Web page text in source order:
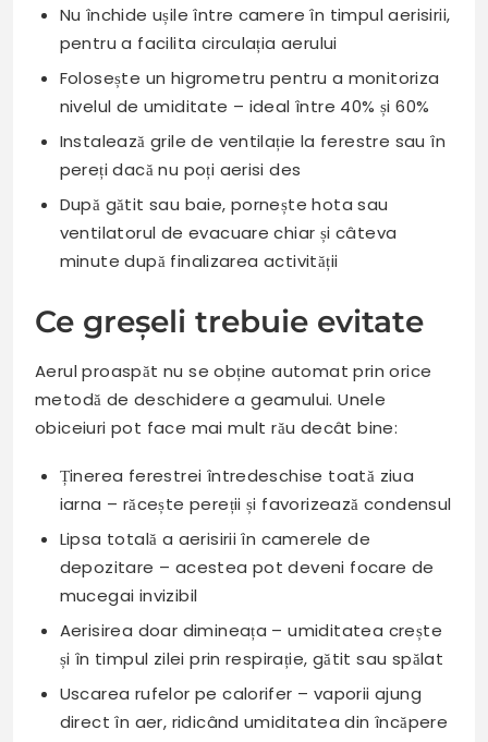
Nu închide ușile între camere în timpul aerisirii,
pentru a facilita circulația aerului
Folosește un higrometru pentru a monitoriza
nivelul de umiditate – ideal între 40% și 60%
Instalează grile de ventilație la ferestre sau în
pereți dacă nu poți aerisi des
După gătit sau baie, pornește hota sau
ventilatorul de evacuare chiar și câteva
minute după finalizarea activității
Ce greșeli trebuie evitate
Aerul proaspăt nu se obține automat prin orice
metodă de deschidere a geamului. Unele
obiceiuri pot face mai mult rău decât bine:
Ținerea ferestrei întredeschise toată ziua
iarna – răcește pereții și favorizează condensul
Lipsa totală a aerisirii în camerele de
depozitare – acestea pot deveni focare de
mucegai invizibil
Aerisirea doar dimineața – umiditatea crește
și în timpul zilei prin respirație, gătit sau spălat
Uscarea rufelor pe calorifer – vaporii ajung
direct în aer, ridicând umiditatea din încăpere